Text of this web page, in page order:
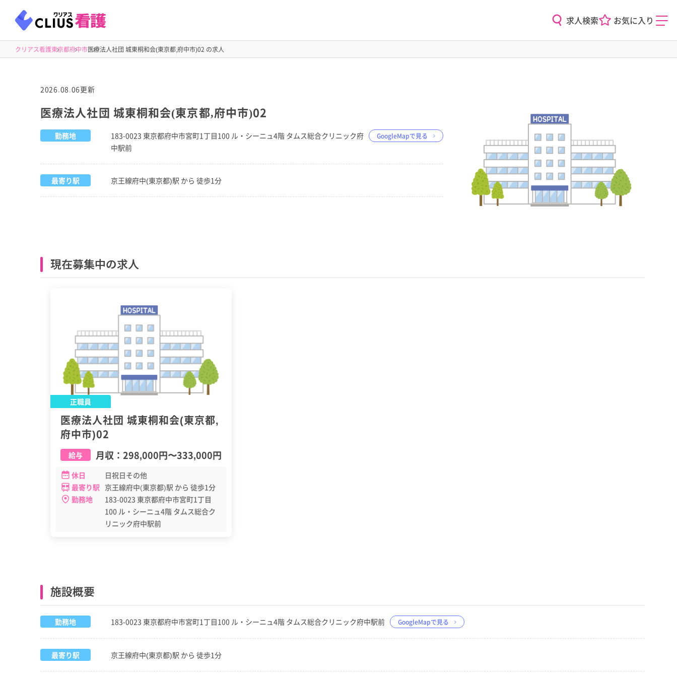
求人検索 お気に入り
クリアス看護東京都府中市医療法人社団 城東桐和会(東京都,府中市)02 の求人
2026.08.06更新
医療法人社団 城東桐和会(東京都,府中市)02
勤務地
183-0023 東京都府中市宮町1丁目100 ル・シーニュ4階 タムス総合クリニック府
中駅前
GoogleMapで見る
最寄り駅 京王線府中(東京都)駅 から 徒歩1分
現在募集中の求人
正職員
医療法人社団 城東桐和会(東京都,
府中市)02
給与 月収： 298,000円〜333,000円
休日
日祝日その他
最寄り駅 京王線府中(東京都)駅 から 徒歩1分
勤務地
183-0023 東京都府中市宮町1丁目
100 ル・シーニュ4階 タムス総合ク
リニック府中駅前
施設概要
勤務地 183-0023 東京都府中市宮町1丁目100 ル・シーニュ4階 タムス総合クリニック府中駅前 GoogleMapで見る
最寄り駅 京王線府中(東京都)駅 から 徒歩1分